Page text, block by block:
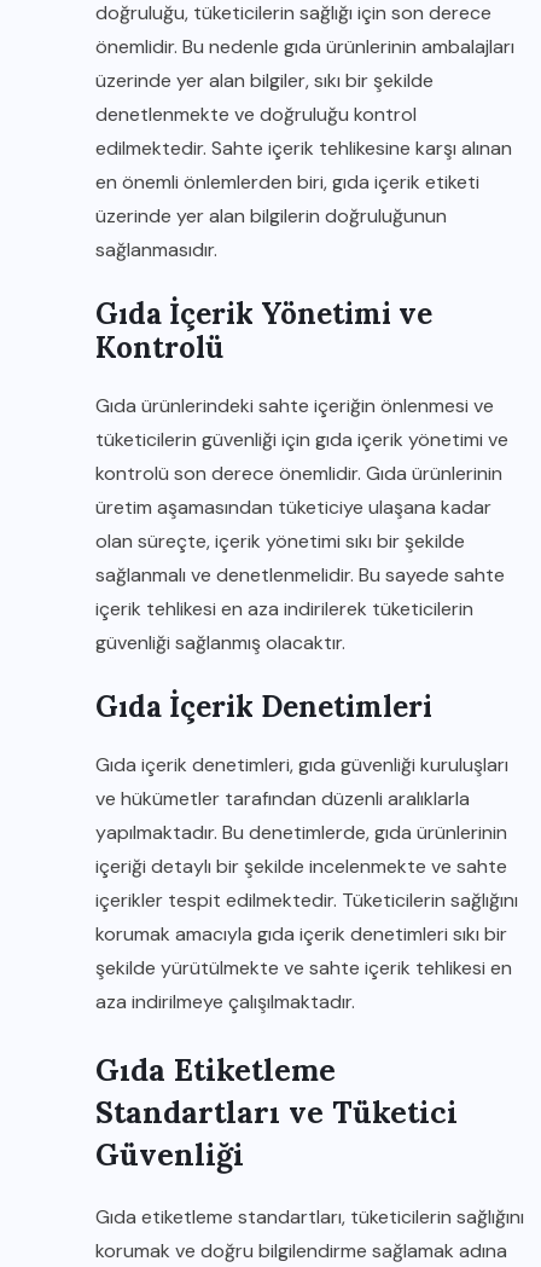
doğruluğu, tüketicilerin sağlığı için son derece
önemlidir. Bu nedenle gıda ürünlerinin ambalajları
üzerinde yer alan bilgiler, sıkı bir şekilde
denetlenmekte ve doğruluğu kontrol
edilmektedir. Sahte içerik tehlikesine karşı alınan
en önemli önlemlerden biri, gıda içerik etiketi
üzerinde yer alan bilgilerin doğruluğunun
sağlanmasıdır.
Gıda İçerik Yönetimi ve
Kontrolü
Gıda ürünlerindeki sahte içeriğin önlenmesi ve
tüketicilerin güvenliği için gıda içerik yönetimi ve
kontrolü son derece önemlidir. Gıda ürünlerinin
üretim aşamasından tüketiciye ulaşana kadar
olan süreçte, içerik yönetimi sıkı bir şekilde
sağlanmalı ve denetlenmelidir. Bu sayede sahte
içerik tehlikesi en aza indirilerek tüketicilerin
güvenliği sağlanmış olacaktır.
Gıda İçerik Denetimleri
Gıda içerik denetimleri, gıda güvenliği kuruluşları
ve hükümetler tarafından düzenli aralıklarla
yapılmaktadır. Bu denetimlerde, gıda ürünlerinin
içeriği detaylı bir şekilde incelenmekte ve sahte
içerikler tespit edilmektedir. Tüketicilerin sağlığını
korumak amacıyla gıda içerik denetimleri sıkı bir
şekilde yürütülmekte ve sahte içerik tehlikesi en
aza indirilmeye çalışılmaktadır.
Gıda Etiketleme
Standartları ve Tüketici
Güvenliği
Gıda etiketleme standartları, tüketicilerin sağlığını
korumak ve doğru bilgilendirme sağlamak adına